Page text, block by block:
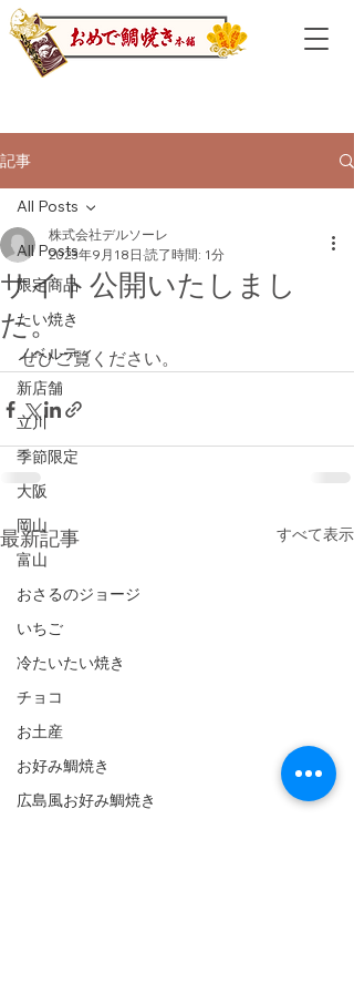
記事
All Posts
限定商品
たい焼き
ノベルティ
新店舗
立川
季節限定
大阪
岡山
富山
おさるのジョージ
いちご
冷たいたい焼き
チョコ
お土産
お好み鯛焼き
広島風お好み鯛焼き
All Posts
サイト公開いたしまし
た。
株式会社デルソーレ
2023年9月18日 読了時間: 1分
ぜひご覧ください。
最新記事 すべて表示